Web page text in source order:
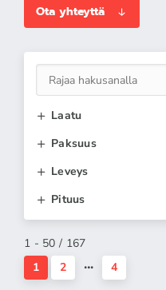
Ota yhteyttä
Laatu
Paksuus
Leveys
Pituus
1 - 50 / 167
1
2 4